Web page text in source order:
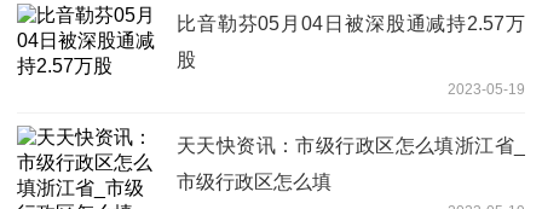
比音勒芬05月04日被深股通减持2.57万
股
2023-05-19
天天快资讯：市级行政区怎么填浙江省_
市级行政区怎么填